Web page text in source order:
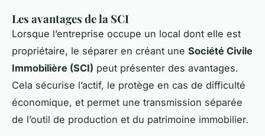
Les avantages de la SCI
Lorsque l’entreprise occupe un local dont elle est
propriétaire, le séparer en créant une Société Civile
Immobilière (SCI) peut présenter des avantages.
Cela sécurise l’actif, le protège en cas de difficulté
économique, et permet une transmission séparée
de l’outil de production et du patrimoine immobilier.